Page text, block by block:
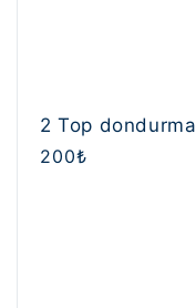
2 Top dondurma
Normal
200₺